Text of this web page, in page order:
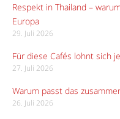
Respekt in Thailand –
Europa
29. Juli 2026
Für diese Cafés lohnt sich
27. Juli 2026
Warum passt das
26. Juli 2026